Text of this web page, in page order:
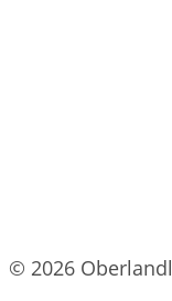
© 2026